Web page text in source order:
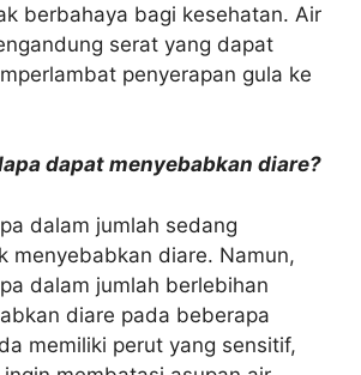
berbahaya bagi kesehatan. Air
serat yang dapat
penyerapan gula ke
dapat menyebabkan diare?
dalam jumlah sedang
menyebabkan diare. Namun,
dalam jumlah berlebihan
diare pada beberapa
memiliki perut yang sensitif,